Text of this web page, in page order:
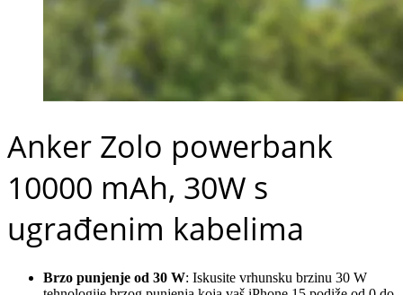
Anker Zolo powerbank
10000 mAh, 30W s
ugrađenim kabelima
Brzo punjenje od 30 W: Iskusite vrhunsku brzinu 30 W